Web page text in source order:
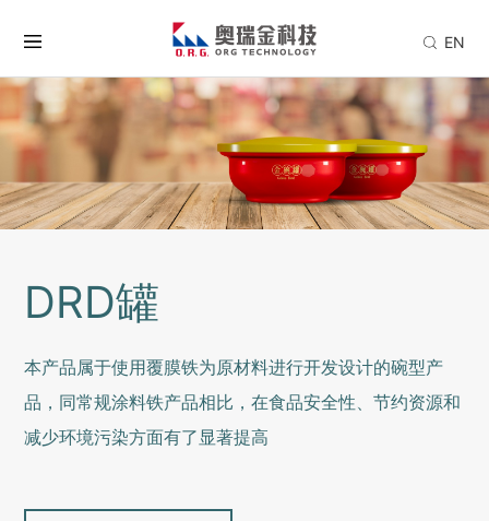
EN
DRD罐
本产品属于使用覆膜铁为原材料进行开发设计的碗型产
品，同常规涂料铁产品相比，在食品安全性、节约资源和
减少环境污染方面有了显著提高